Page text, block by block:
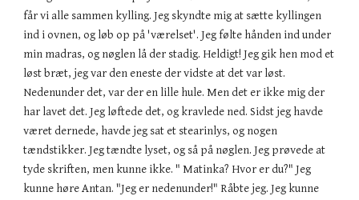
får vi alle sammen kylling. Jeg skyndte mig at sætte kyllingen
ind i ovnen, og løb op på 'værelset'. Jeg følte hånden ind under
min madras, og nøglen lå der stadig. Heldigt! Jeg gik hen mod et
løst bræt, jeg var den eneste der vidste at det var løst.
Nedenunder det, var der en lille hule. Men det er ikke mig der
har lavet det. Jeg løftede det, og kravlede ned. Sidst jeg havde
været dernede, havde jeg sat et stearinlys, og nogen
tændstikker. Jeg tændte lyset, og så på nøglen. Jeg prøvede at
tyde skriften, men kunne ikke. " Matinka? Hvor er du?" Jeg
kunne høre Antan. "Jeg er nedenunder!" Råbte jeg. Jeg kunne